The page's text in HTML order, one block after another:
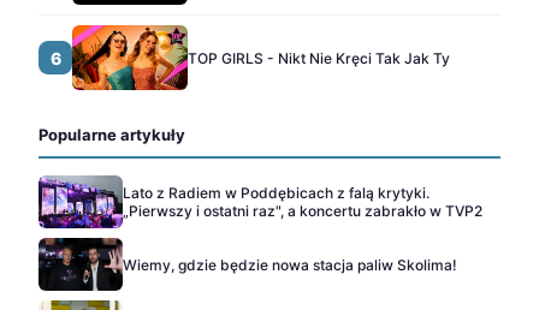
6 TOP GIRLS - Nikt Nie Kręci Tak Jak Ty
Popularne artykuły
Lato z Radiem w Poddębicach z falą krytyki.
„Pierwszy i ostatni raz", a koncertu zabrakło w TVP2
Wiemy, gdzie będzie nowa stacja paliw Skolima!